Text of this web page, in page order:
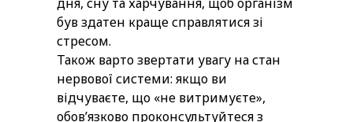
був здатен краще справлятися зі
стресом.
Також варто звертати увагу на стан
нервової системи: якщо ви
відчуваєте, що «не витримуєте»,
обовʼязково проконсультуйтеся з